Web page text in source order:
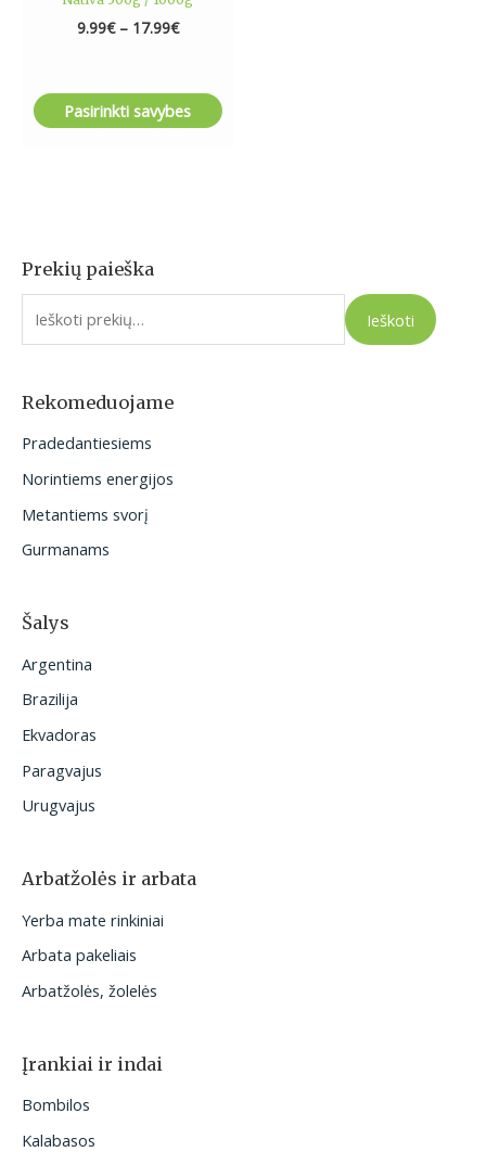
Prekių paieška
I
e
o
:
Ieškoti
Rekomeduojame
Pradedantiesiems
Norintiems energijos
Metantiems svorį
Gurmanams
Šalys
Argentina
Brazilija
Ekvadoras
Paragvajus
Urugvajus
Arbatžolės ir arbata
Yerba mate rinkiniai
Arbata pakeliais
Arbatžolės, žolelės
Įrankiai ir indai
Bombilos
Kalabasos
9.99€ – 17.99€
Pasirinkti savybes